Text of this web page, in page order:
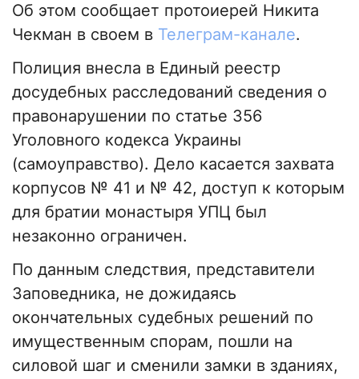
Об этом сообщает протоиерей Никита
Чекман в своем в Телеграм-канале.
Полиция внесла в Единый реестр
досудебных расследований сведения о
правонарушении по статье 356
Уголовного кодекса Украины
(самоуправство). Дело касается захвата
корпусов № 41 и № 42, доступ к которым
для братии монастыря УПЦ был
незаконно ограничен.
По данным следствия, представители
Заповедника, не дожидаясь
окончательных судебных решений по
имущественным спорам, пошли на
силовой шаг и сменили замки в зданиях,